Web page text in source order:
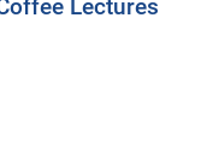
Lectures